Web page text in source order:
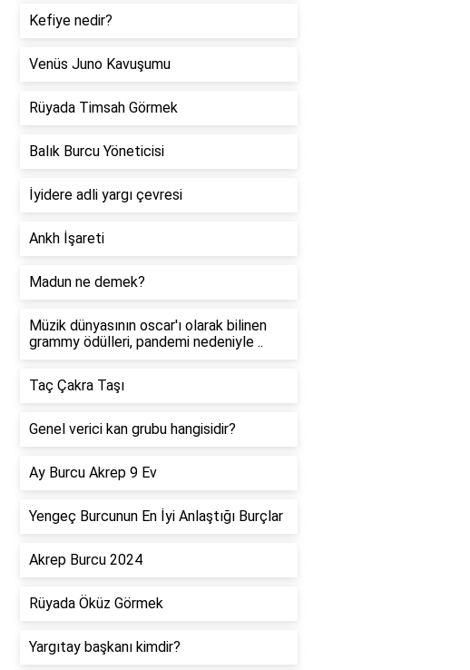
Kefiye nedir?
Venüs Juno Kavuşumu
Rüyada Timsah Görmek
Balık Burcu Yöneticisi
İyidere adli yargı çevresi
Ankh İşareti
Madun ne demek?
Müzik dünyasının oscar'ı olarak bilinen
grammy ödülleri, pandemi nedeniyle ..
Taç Çakra Taşı
Genel verici kan grubu hangisidir?
Ay Burcu Akrep 9 Ev
Yengeç Burcunun En İyi Anlaştığı Burçlar
Akrep Burcu 2024
Rüyada Öküz Görmek
Yargıtay başkanı kimdir?